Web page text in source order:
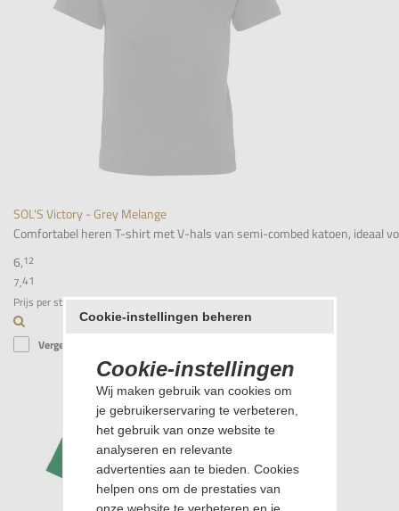
SOL'S Victory - Grey Melange
Comfortabel heren T-shirt met V-hals van semi-combed katoen, ideaal
6,12
7,41
Prijs per stuk
Vergelijk
Cookie-instellingen beheren
Cookie-instellingen
Wij maken gebruik van cookies om
je gebruikerservaring te verbeteren,
het gebruik van onze website te
analyseren en relevante
advertenties aan te bieden. Cookies
helpen ons om de prestaties van